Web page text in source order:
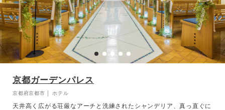
京都ガーデンパレス
京都府京都市 │ ホテル
天井高く広がる荘厳なアーチと洗練されたシャンデリア、真っ直ぐに